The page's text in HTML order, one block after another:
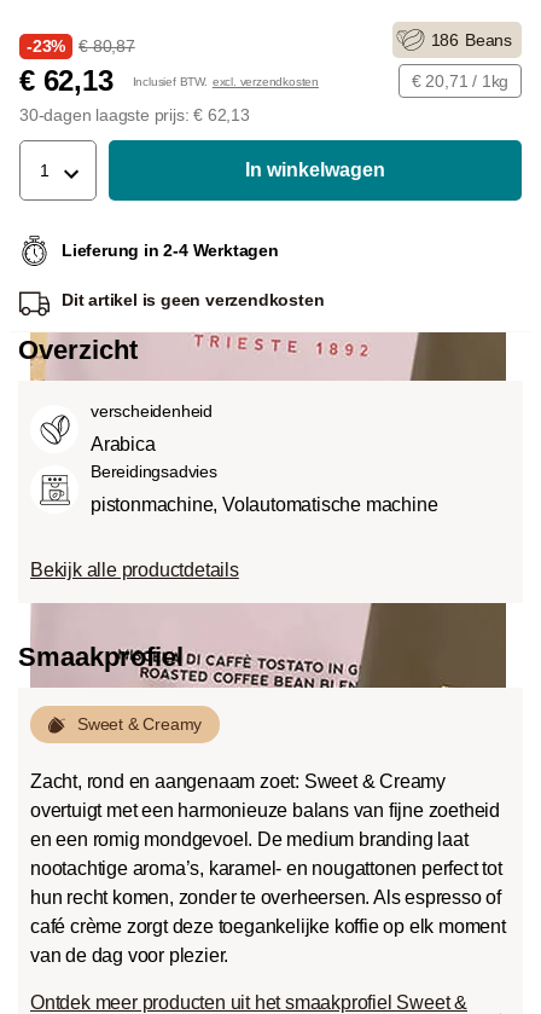
-23% € 80,87
€ 62,13 Inclusief BTW. excl. verzendkosten
30-dagen laagste prijs: € 62,13
186 Beans
€ 20,71 / 1kg
1 In winkelwagen
Lieferung in 2-4 Werktagen
Dit artikel isgeen verzendkosten
Overzicht
verscheidenheid
Arabica
Bereidingsadvies
pistonmachine, Volautomatische machine
Bekijk alle productdetails
Smaakprofiel
Sweet & Creamy
Zacht, rond en aangenaam zoet: Sweet & Creamy
overtuigt met een harmonieuze balans van fijne zoetheid
en een romig mondgevoel. De medium branding laat
nootachtige aroma’s, karamel- en nougattonen perfect tot
hun recht komen, zonder te overheersen. Als espresso of
café crème zorgt deze toegankelijke koffie op elk moment
van de dag voor plezier.
Ontdek meer producten uit het smaakprofiel Sweet &